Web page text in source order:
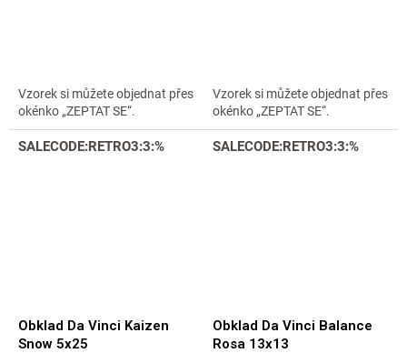
Vzorek si můžete objednat přes
okénko „ZEPTAT SE“.
Vzorek si můžete objednat přes
okénko „ZEPTAT SE“.
SALECODE:RETRO3:3:%
Obklad Da Vinci Kaizen
Snow 5x25
SALECODE:RETRO3:3:%
Obklad Da Vinci Balance
Rosa 13x13